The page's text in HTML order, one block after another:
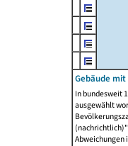
Gebäude
In bundesweit
ausgewählt
Abweichungen